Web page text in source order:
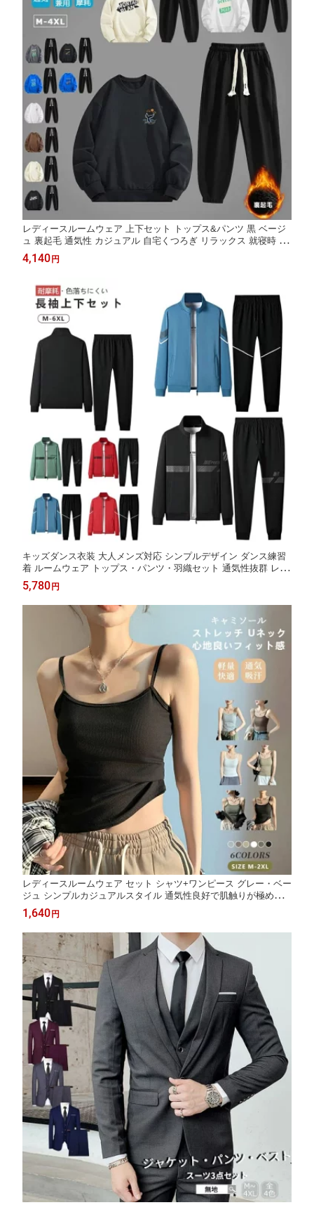
レディースルームウェア 上下セット トップス&パンツ 黒 ベージ
ュ 裏起毛 通気性 カジュアル 自宅くつろぎ リラックス 就寝時 お
うち時間 キッズダンス送迎 ダンスレッスン後 おしゃれ 着やすい
柔らかい キッズダンス衣装
4,140 円
キッズダンス衣装 大人メンズ対応 シンプルデザイン ダンス練習
着 ルームウェア トップス・パンツ・羽織セット 通気性抜群 レッ
スン時はもちろん日常でも着られる 動きやすく 快適な着用感を
実現する おしゃれで実用的な多目的衣装セット
5,780 円
レディースルームウェア セット シャツ+ワンピース グレー・ベー
ジュ シンプルカジュアルスタイル 通気性良好で肌触りが極めて
柔らか 通勤や外出にもスマートに適した リラックスできるコー
ディネート 大人女性向け おしゃれで実用的な日常使いにも最適
な居家服セット
1,640 円